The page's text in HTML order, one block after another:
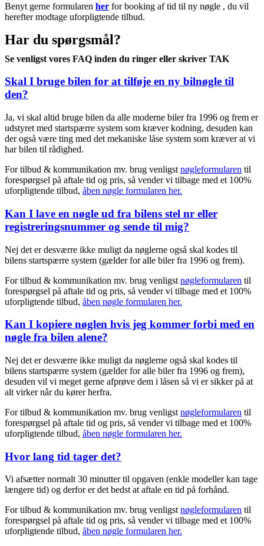
Benyt gerne formularen her for booking af tid til ny nøgle , du vil
herefter modtage uforpligtende tilbud.
Har du spørgsmål?
Se venligst vores FAQ inden du ringer eller skriver TAK
Skal I bruge bilen for at tilføje en ny bilnøgle til
den?
Ja, vi skal altid bruge bilen da alle moderne biler fra 1996 og frem er
udstyret med startspærre system som kræver kodning, desuden kan
der også være ting med det mekaniske låse system som kræver at vi
har bilen til rådighed.
For tilbud & kommunikation mv. brug venligst nøgleformularen til
forespørgsel på aftale tid og pris, så vender vi tilbage med et 100%
uforpligtende tilbud, åben nøgle formularen her.
Kan I lave en nøgle ud fra bilens stel nr eller
registreringsnummer og sende til mig?
Nej det er desværre ikke muligt da nøglerne også skal kodes til
bilens startspærre system (gælder for alle biler fra 1996 og frem).
For tilbud & kommunikation mv. brug venligst nøgleformularen til
forespørgsel på aftale tid og pris, så vender vi tilbage med et 100%
uforpligtende tilbud, åben nøgle formularen her.
Kan I kopiere nøglen hvis jeg kommer forbi med en
nøgle fra bilen alene?
Nej det er desværre ikke muligt da nøglerne også skal kodes til
bilens startspærre system (gælder for alle biler fra 1996 og frem),
desuden vil vi meget gerne afprøve dem i låsen så vi er sikker på at
alt virker når du kører herfra.
For tilbud & kommunikation mv. brug venligst nøgleformularen til
forespørgsel på aftale tid og pris, så vender vi tilbage med et 100%
uforpligtende tilbud, åben nøgle formularen her.
Hvor lang tid tager det?
Vi afsætter normalt 30 minutter til opgaven (enkle modeller kan tage
længere tid) og derfor er det bedst at aftale en tid på forhånd.
For tilbud & kommunikation mv. brug venligstnøgleformularen til
forespørgsel på aftale tid og pris, så vender vi tilbage med et 100%
uforpligtende tilbud, åben nøgle formularen her.